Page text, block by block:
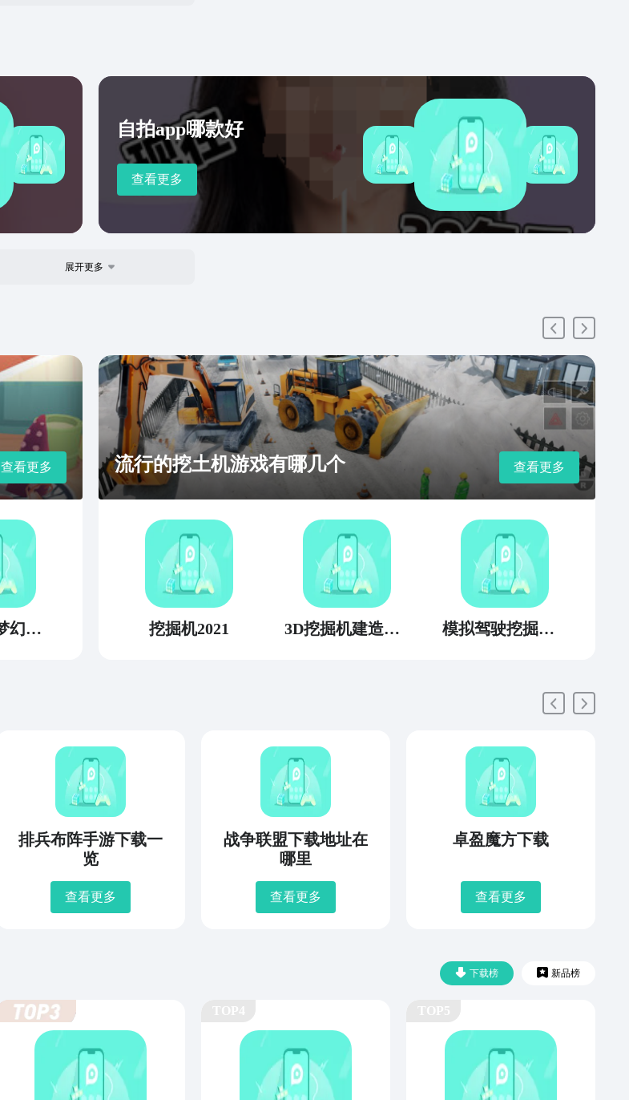
自拍app哪款好
查看更多
展开更多
查看更多
米加小镇梦幻世界
流行的挖土机游戏有哪几个 查看更多
挖掘机2021 3D挖掘机建造模拟 模拟驾驶挖掘机3D
排兵布阵手游下载一
览
查看更多
战争联盟下载地址在
哪里
查看更多
卓盈魔方下载
查看更多
下载榜 新品榜